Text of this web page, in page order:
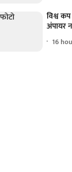
विश्व
अंपायर
16